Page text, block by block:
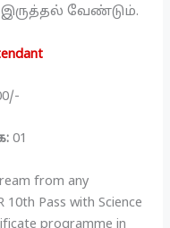
இருத்தல் வேண்டும்.
01
from any
Pass with Science
programme in